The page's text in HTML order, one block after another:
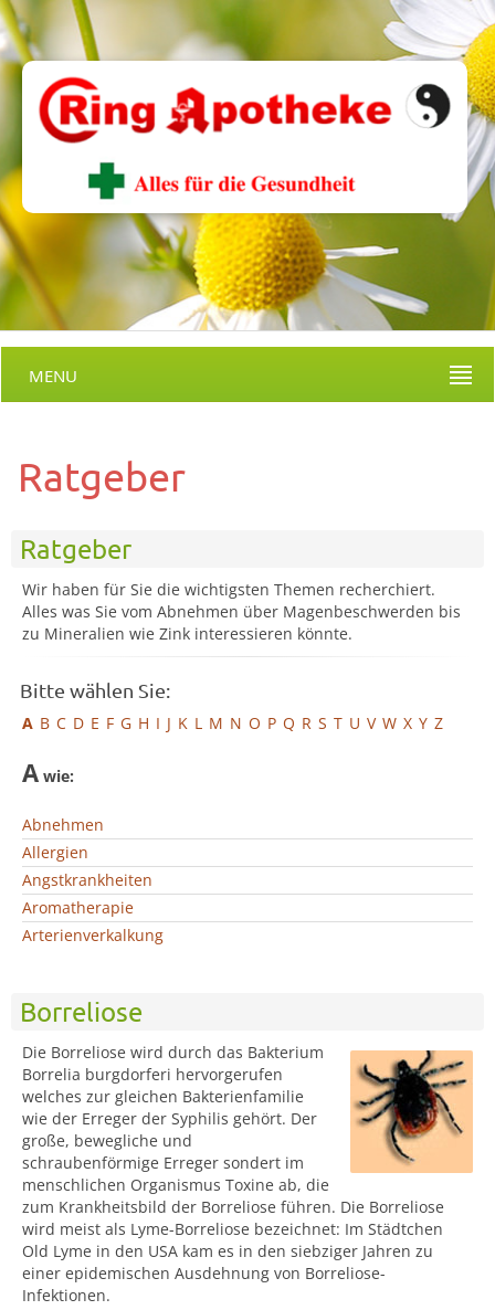
MENU
Ratgeber
Ratgeber
Wir haben für Sie die wichtigsten Themen recherchiert.
Alles was Sie vom Abnehmen über Magenbeschwerden bis
zu Mineralien wie Zink interessieren könnte.
Bitte wählen Sie:
A B C D E F G H I J K L M N O P Q R S T U V W X Y Z
A wie:
Abnehmen
Allergien
Angstkrankheiten
Aromatherapie
Arterienverkalkung
Borreliose
Die Borreliose wird durch das Bakterium
Borrelia burgdorferi hervorgerufen
welches zur gleichen Bakterienfamilie
wie der Erreger der Syphilis gehört. Der
große, bewegliche und
schraubenförmige Erreger sondert im
menschlichen Organismus Toxine ab, die
zum Krankheitsbild der Borreliose führen. Die Borreliose
wird meist als Lyme-Borreliose bezeichnet: Im Städtchen
Old Lyme in den USA kam es in den siebziger Jahren zu
einer epidemischen Ausdehnung von Borreliose-
Infektionen.